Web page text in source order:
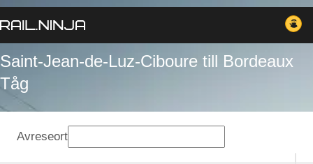
Saint-Jean-de-Luz-Ciboure till Bordeaux
Tåg
Avreseort